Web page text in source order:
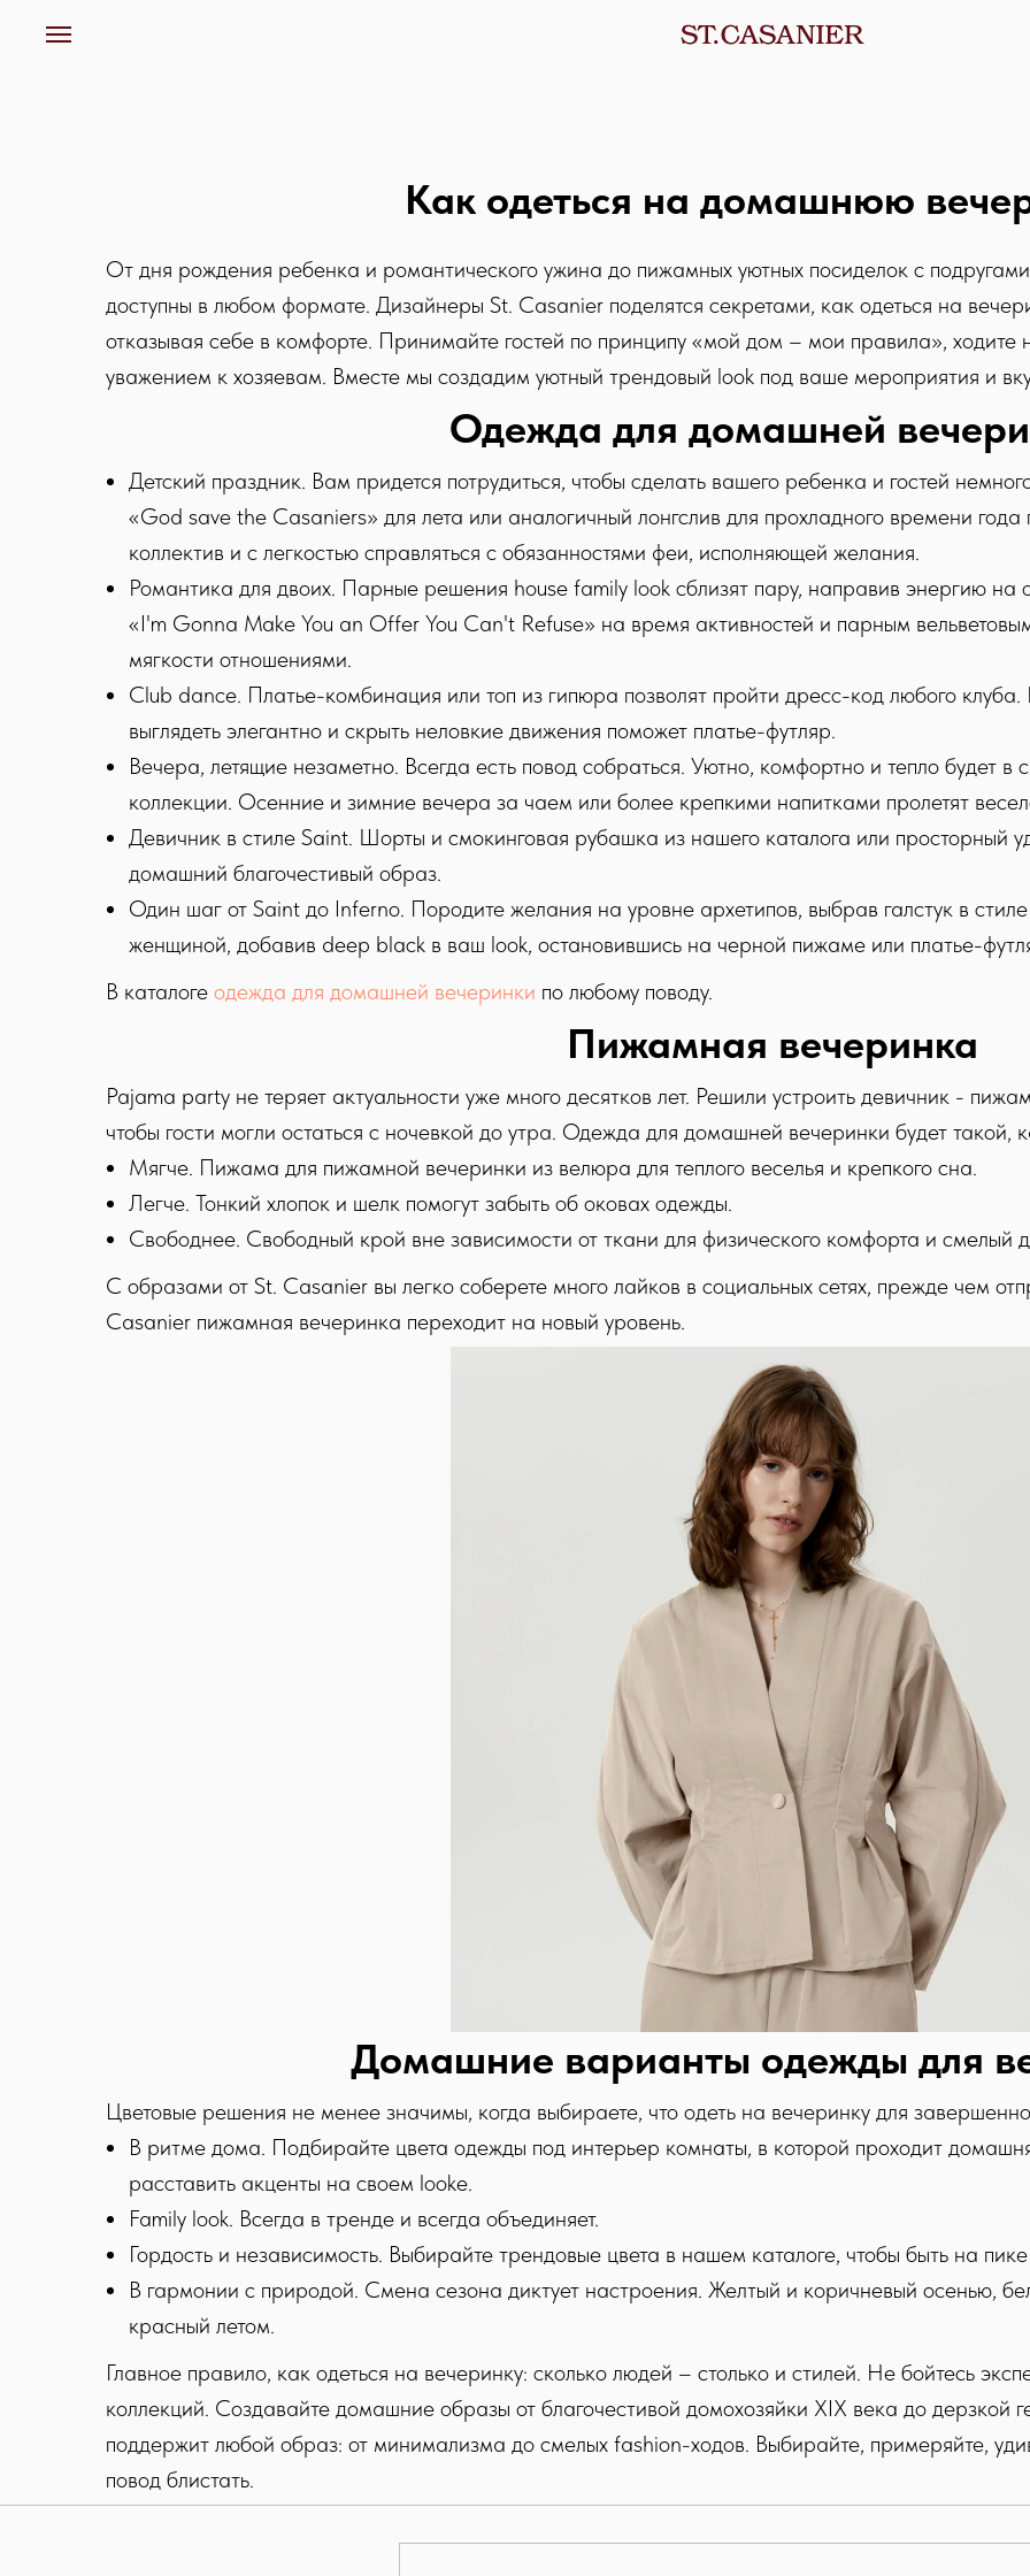
Как одеться на домашнюю
От дня рождения ребенка и романтического ужина до пижамных уютных посиделок с
доступны в любом формате. Дизайнеры St. Casanier поделятся секретами, как одеться на
отказывая себе в комфорте. Принимайте гостей по принципу «мой дом – мои правила»,
уважением к хозяевам. Вместе мы создадим уютный трендовый look под ваше мероприятия и
Одежда для домашней
Детский праздник. Вам придется потрудиться, чтобы сделать вашего ребенка и гостей
«God save the Casaniers» для лета или аналогичный лонгслив для прохладного времени года
коллектив и с легкостью справляться с обязанностями феи, исполняющей желания.
Романтика для двоих. Парные решения house family look сблизят пару, направив энергию на
«I'm Gonna Make You an Offer You Can't Refuse» на время активностей и парным
мягкости отношениями.
Club dance. Платье-комбинация или топ из гипюра позволят пройти дресс-код любого клуба.
выглядеть элегантно и скрыть неловкие движения поможет платье-футляр.
Вечера, летящие незаметно. Всегда есть повод собраться. Уютно, комфортно и тепло будет
коллекции. Осенние и зимние вечера за чаем или более крепкими напитками пролетят
Девичник в стиле Saint. Шорты и смокинговая рубашка из нашего каталога или просторный
домашний благочестивый образ.
Один шаг от Saint до Inferno. Породите желания на уровне архетипов, выбрав галстук в
женщиной, добавив deep black в ваш look, остановившись на черной пижаме или платье-
В каталоге одежда для домашней вечеринки по любому поводу.
Пижамная вечеринка
Pajama party не теряет актуальности уже много десятков лет. Решили устроить девичник -
чтобы гости могли остаться с ночевкой до утра. Одежда для домашней вечеринки будет такой,
Мягче. Пижама для пижамной вечеринки из велюра для теплого веселья и крепкого сна.
Легче. Тонкий хлопок и шелк помогут забыть об оковах одежды.
Свободнее. Свободный крой вне зависимости от ткани для физического комфорта и смелый
C образами от St. Casanier вы легко соберете много лайков в социальных сетях, прежде чем
Casanier пижамная вечеринка переходит на новый уровень.
Домашние варианты одежды для
Цветовые решения не менее значимы, когда выбираете, что одеть на вечеринку для
В ритме дома. Подбирайте цвета одежды под интерьер комнаты, в которой проходит
расставить акценты на своем lookе.
Family look. Всегда в тренде и всегда объединяет.
Гордость и независимость. Выбирайте трендовые цвета в нашем каталоге, чтобы быть на
В гармонии с природой. Смена сезона диктует настроения. Желтый и коричневый осенью,
красный летом.
Главное правило, как одеться на вечеринку: сколько людей – столько и стилей. Не бойтесь
коллекций. Создавайте домашние образы от благочестивой домохозяйки XIX века до дерзкой
поддержит любой образ: от минимализма до смелых fashion-ходов. Выбирайте, примеряйте,
повод блистать.
Обмен и возвратОфертаПолитика обработки данных